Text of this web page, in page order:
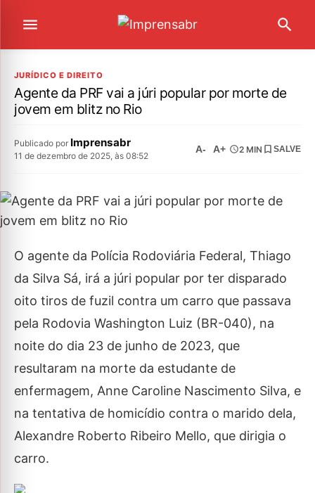
JURÍDICO E DIREITO
Agente da PRF vai a júri popular por morte de
jovem em blitz no Rio
Publicado por Imprensabr
11 de dezembro de 2025, às 08:52
A- A+ 2 MIN SALVE
O agente da Polícia Rodoviária Federal, Thiago
da Silva Sá, irá a júri popular por ter disparado
oito tiros de fuzil contra um carro que passava
pela Rodovia Washington Luiz (BR-040), na
noite do dia 23 de junho de 2023, que
resultaram na morte da estudante de
enfermagem, Anne Caroline Nascimento Silva, e
na tentativa de homicídio contra o marido dela,
Alexandre Roberto Ribeiro Mello, que dirigia o
carro.